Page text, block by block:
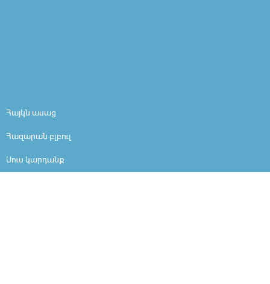
Հայկն ասաց
Հազարան բլբուլ
Սուս կարդանք